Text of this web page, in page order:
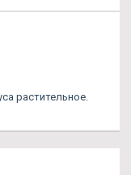
растительное.